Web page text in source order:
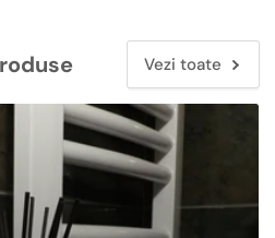
Vezi toate